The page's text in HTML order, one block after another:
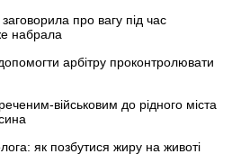
про вагу під час
набрала
арбітру проконтролювати
військовим до рідного міста
як позбутися жиру на животі